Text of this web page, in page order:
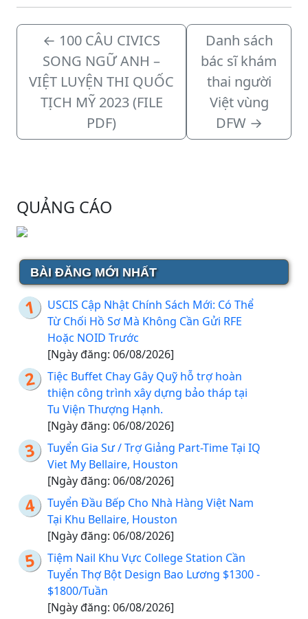
← 100 CÂU CIVICS
SONG NGỮ ANH –
VIỆT LUYỆN THI QUỐC
TỊCH MỸ 2023 (FILE
PDF)
Danh sách
bác sĩ khám
thai người
Việt vùng
DFW →
QUẢNG CÁO
BÀI ĐĂNG MỚI NHẤT
USCIS Cập Nhật Chính Sách Mới: Có Thể
Từ Chối Hồ Sơ Mà Không Cần Gửi RFE
Hoặc NOID Trước
[Ngày đăng: 06/08/2026]
Tiệc Buffet Chay Gây Quỹ hỗ trợ hoàn
thiện công trình xây dựng bảo tháp tại
Tu Viện Thượng Hạnh.
[Ngày đăng: 06/08/2026]
Tuyển Gia Sư / Trợ Giảng Part-Time Tại IQ
Viet My Bellaire, Houston
[Ngày đăng: 06/08/2026]
Tuyển Đầu Bếp Cho Nhà Hàng Việt Nam
Tại Khu Bellaire, Houston
[Ngày đăng: 06/08/2026]
Tiệm Nail Khu Vực College Station Cần
Tuyển Thợ Bột Design Bao Lương $1300 -
$1800/Tuần
[Ngày đăng: 06/08/2026]